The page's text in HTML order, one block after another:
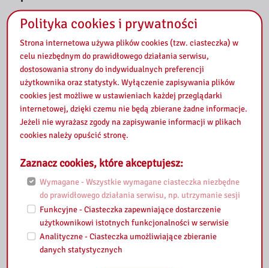
Distance learning
Purchase proposals
Scans
Videoconferencing
Polityka cookies i prywatności
Strona internetowa używa plików cookies (tzw. ciasteczka) w
celu niezbędnym do prawidłowego działania serwisu,
dostosowania strony do indywidualnych preferencji
użytkownika oraz statystyk. Wyłączenie zapisywania plików
cookies jest możliwe w ustawieniach każdej przeglądarki
internetowej, dzięki czemu nie będą zbierane żadne informacje.
Jeżeli nie wyrażasz zgody na zapisywanie informacji w plikach
cookies należy opuścić stronę.
Zaznacz cookies, które akceptujesz:
Wymagane - Wszystkie wymagane ciasteczka niezbędne
do prawidłowego działania serwisu, np. utrzymanie sesji
Funkcyjne - Ciasteczka zapewniające dostarczenie
użytkownikowi istotnych funkcjonalności w serwisie
Analityczne - Ciasteczka umożliwiające zbieranie
danych statystycznych